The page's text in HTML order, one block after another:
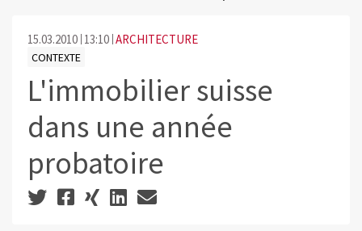
15.03.2010 13:10 ARCHITECTURE
CONTEXTE
L'immobilier suisse
dans une année
probatoire